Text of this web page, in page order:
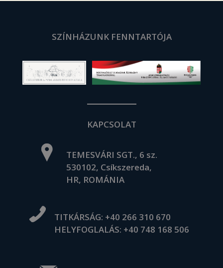
SZÍNHÁZUNK FENNTARTÓJA
KAPCSOLAT
TEMESVÁRI SGT., 6 sz.
530102, Csíkszereda,
HR, ROMÁNIA
TITKÁRSÁG: +40 266 310 670
HELYFOGLALÁS: +40 748 168 506